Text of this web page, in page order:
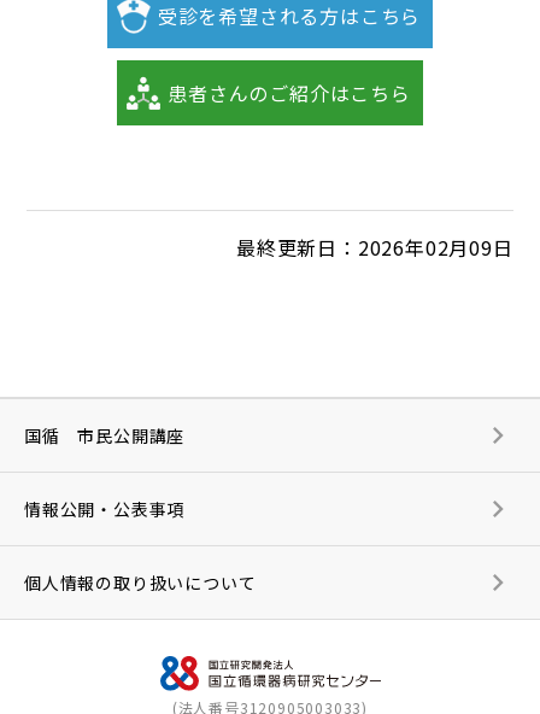
受診を希望される方はこちら
患者さんのご紹介はこちら
最終更新日：2026年02月09日
(法人番号3120905003033)
国循 市民公開講座
情報公開・公表事項
個人情報の取り扱いについて